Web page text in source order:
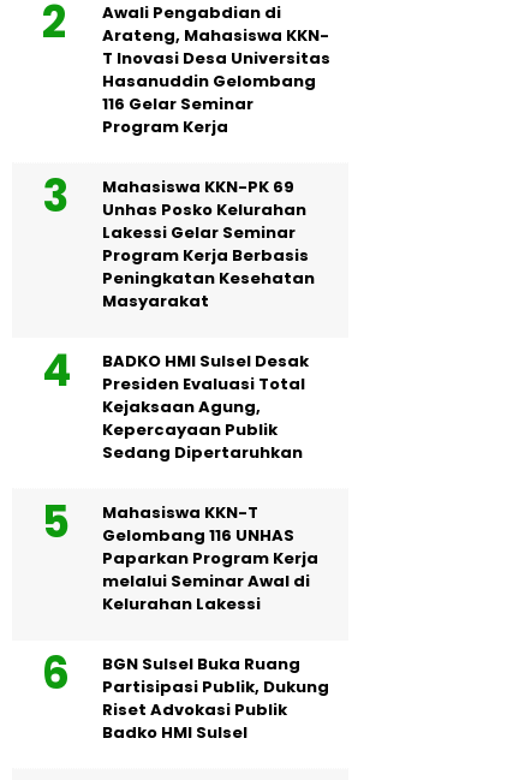
Awali Pengabdian di
Arateng, Mahasiswa KKN-
T Inovasi Desa Universitas
Hasanuddin Gelombang
116 Gelar Seminar
Program Kerja
Mahasiswa KKN-PK 69
Unhas Posko Kelurahan
Lakessi Gelar Seminar
Program Kerja Berbasis
Peningkatan Kesehatan
Masyarakat
BADKO HMI Sulsel Desak
Presiden Evaluasi Total
Kejaksaan Agung,
Kepercayaan Publik
Sedang Dipertaruhkan
Mahasiswa KKN-T
Gelombang 116 UNHAS
Paparkan Program Kerja
melalui Seminar Awal di
Kelurahan Lakessi
BGN Sulsel Buka Ruang
Partisipasi Publik, Dukung
Riset Advokasi Publik
Badko HMI Sulsel